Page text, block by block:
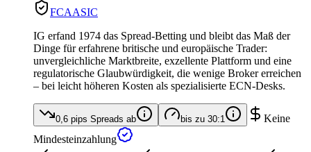
FCAASIC
IG erfand 1974 das Spread-Betting und bleibt das Maß der
Dinge für erfahrene britische und europäische Trader:
unvergleichliche Marktbreite, exzellente Plattform und eine
regulatorische Glaubwürdigkeit, die wenige Broker erreichen
– bei leicht höheren Kosten als spezialisierte ECN-Desks.
0,6 pips Spreads ab bis zu 30:1
Keine
Mindesteinzahlung